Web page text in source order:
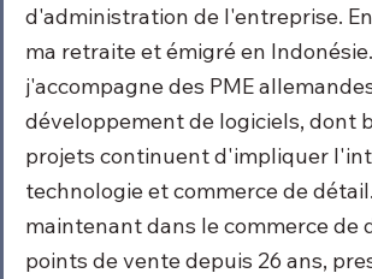
d'administration de l'entreprise.
ma retraite et émigré en
j'accompagne des PME
développement de logiciels, dont
projets continuent d'impliquer
technologie et commerce de
maintenant dans le commerce de
points de vente depuis 26 ans,